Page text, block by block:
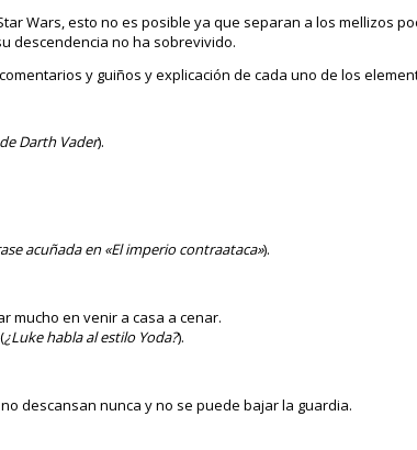
Wars, esto no es posible ya que separan a los mellizos
descendencia no ha sobrevivido.
y guiños y explicación de cada uno de los
Darth Vader).
acuñada en «El imperio contraataca»).
mucho en venir a casa a cenar.
¿Luke habla al estilo Yoda?).
descansan nunca y no se puede bajar la guardia.